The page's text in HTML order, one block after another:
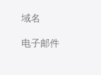
域名
电子邮件